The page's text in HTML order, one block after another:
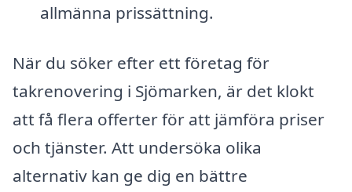
allmänna prissättning.
När du söker efter ett företag för
takrenovering i Sjömarken, är det klokt
att få flera offerter för att jämföra priser
och tjänster. Att undersöka olika
alternativ kan ge dig en bättre